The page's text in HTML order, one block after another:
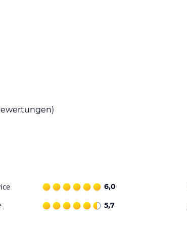
unsere Hausgäste, in einem Strandbad am
Klima.
gleich gebaut und ausgestattet.
6,0
5,7